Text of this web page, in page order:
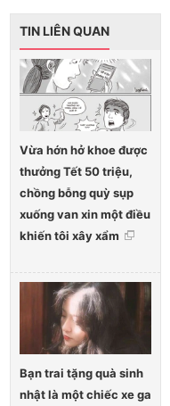
TIN LIÊN QUAN
Vừa hớn hở khoe được
thưởng Tết 50 triệu,
chồng bỗng quỳ sụp
xuống van xin một điều
khiến tôi xây xẩm
Bạn trai tặng quà sinh
nhật là một chiếc xe ga